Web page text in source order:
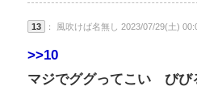
13 ： 風吹けば名無し 2023/07/29(土)
>>10
マジでググってこい びび